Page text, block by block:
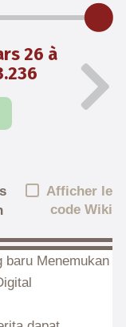
26 à
Afficher le
code Wiki